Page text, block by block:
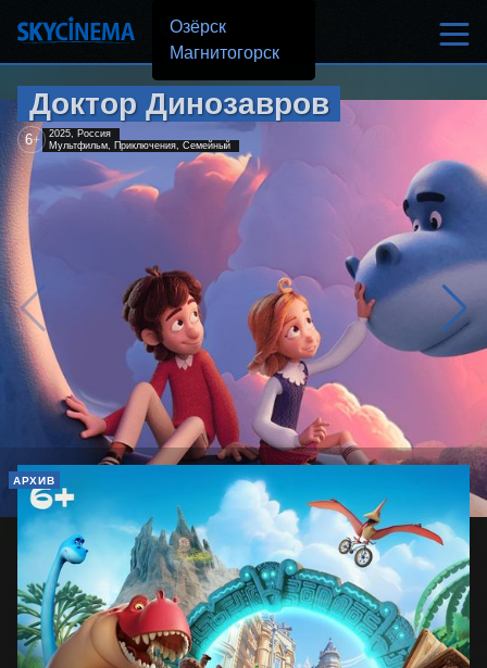
Озёрск
Магнитогорск
Доктор Динозавров
6+
2025, Россия
Мультфильм, Приключения, Семейный
АРХИВ